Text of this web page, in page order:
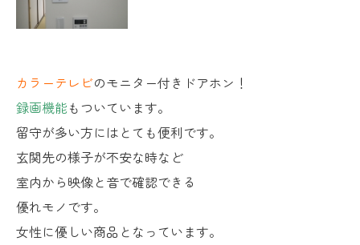
カラーテレビのモニター付きドアホン！
録画機能もついています。
留守が多い方にはとても便利です。
玄関先の様子が不安な時など
室内から映像と音で確認できる
優れモノです。
女性に優しい商品となっています。